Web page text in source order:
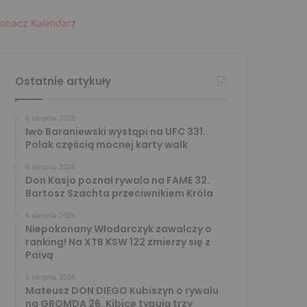
Kalendarz
Ostatnie artykuły
6 sierpnia 2026
Iwo Baraniewski wystąpi na UFC 331.
Polak częścią mocnej karty walk
6 sierpnia 2026
Don Kasjo poznał rywala na FAME 32.
Bartosz Szachta przeciwnikiem Króla
6 sierpnia 2026
Niepokonany Włodarczyk zawalczy o
ranking! Na XTB KSW 122 zmierzy się z
Paivą
5 sierpnia 2026
Mateusz DON DIEGO Kubiszyn o rywalu
na GROMDA 26. Kibice typują trzy